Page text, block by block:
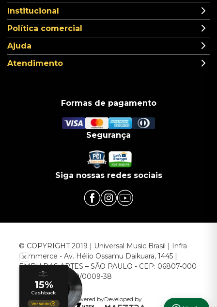
Institucional
Política comercial
Ajuda
Atendimento
Formas de pagamento
Segurança
Siga nossas redes sociais
© COPYRIGHT 2019 | Universal Music Brasil | Infra
Commerce - Av. Hélio Ossamu Daikuara, 1445 |
EMBU DAS ARTES – SÃO PAULO - CEP: 06807-000
CNPJ: 00.952.789/0009-38
Powered byDeveloped by